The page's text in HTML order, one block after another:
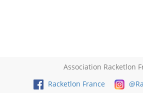
Association Racketlon
Racketlon France